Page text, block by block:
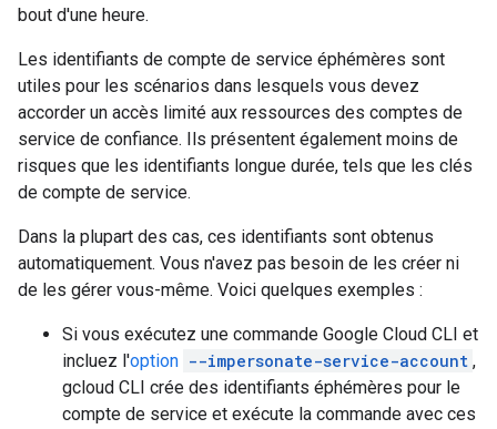
bout d'une heure.
Les identifiants de compte de service éphémères sont
utiles pour les scénarios dans lesquels vous devez
accorder un accès limité aux ressources des comptes de
service de confiance. Ils présentent également moins de
risques que les identifiants longue durée, tels que les clés
de compte de service.
Dans la plupart des cas, ces identifiants sont obtenus
automatiquement. Vous n'avez pas besoin de les créer ni
de les gérer vous-même. Voici quelques exemples :
Si vous exécutez une commande Google Cloud CLI et
incluez l'option --impersonate-service-account ,
gcloud CLI crée des identifiants éphémères pour le
compte de service et exécute la commande avec ces